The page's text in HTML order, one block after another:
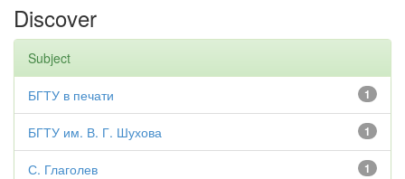
Discover
Subject
1
БГТУ в печати
1
БГТУ им. В. Г. Шухова
1
С. Глаголев